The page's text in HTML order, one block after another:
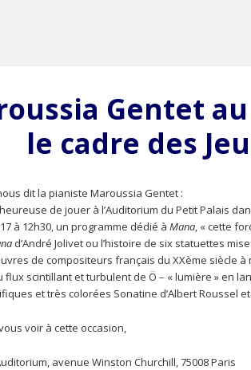
Gentet
le cadre des
dit la pianiste Maroussia Gentet :
de jouer à l’Auditorium du Petit Palais
à 12h30, un programme dédié à Mana, « cette
d’André Jolivet ou l’histoire de six statuettes
de compositeurs français du XXème siècle à
flux scintillant et turbulent de Ö – « lumière » en
et très colorées Sonatine d’Albert Roussel
voir à cette occasion,
avenue Winston Churchill, 75008 Paris